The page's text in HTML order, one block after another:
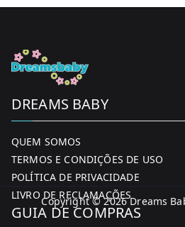
DREAMS BABY
QUEM SOMOS
TERMOS E CONDIÇÕES DE USO
POLÍTICA DE PRIVACIDADE
LIVRO DE RECLAMAÇÕES
GUIA DE COMPRAS
Copyright © 2026Dreams